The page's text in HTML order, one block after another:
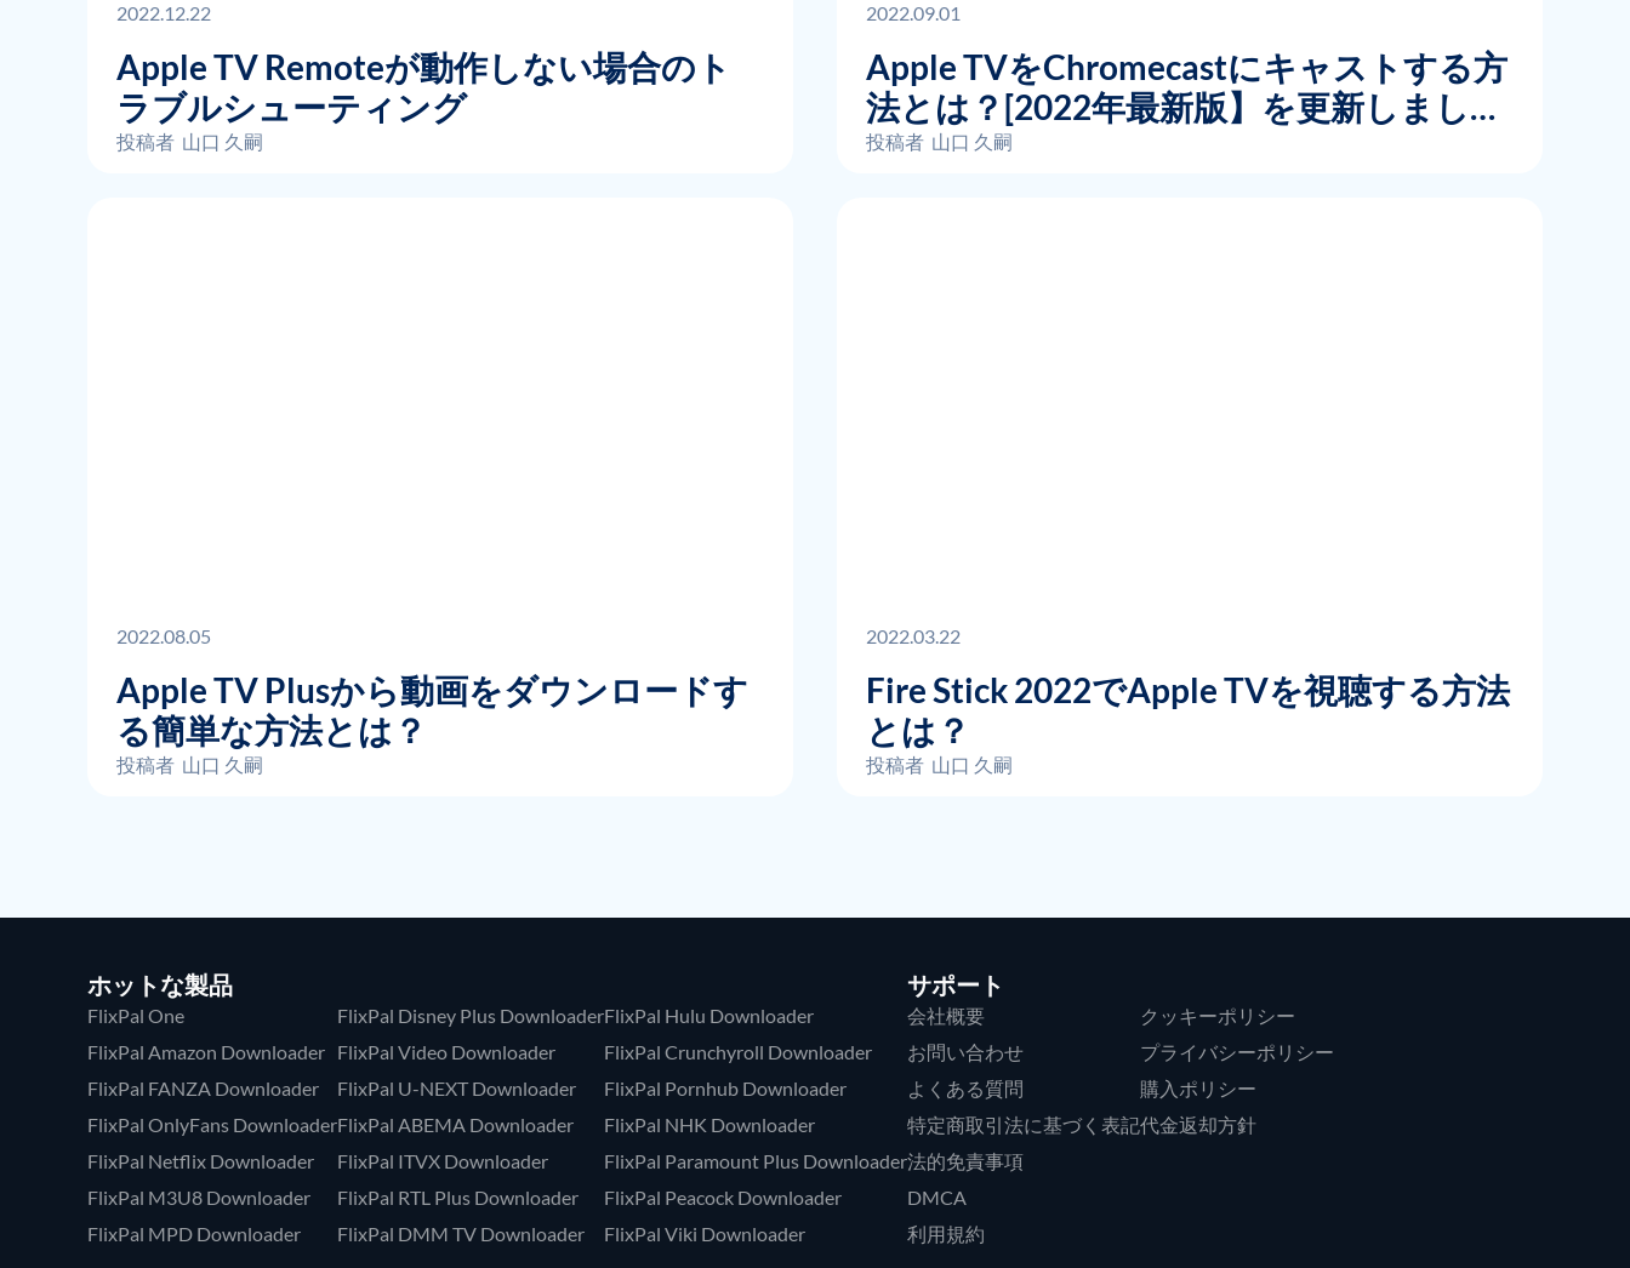
2022.12.22
Apple TV Remoteが動作しない場合のト
ラブルシューティング
投稿者 山口 久嗣
2022.09.01
Apple TVをChromecastにキャストする方
法とは？[2022年最新版】を更新しまし
た］
投稿者 山口 久嗣
2022.08.05
Apple TV Plusから動画をダウンロードす
る簡単な方法とは？
投稿者 山口 久嗣
2022.03.22
Fire Stick 2022でApple TVを視聴する方法
とは？
投稿者 山口 久嗣
ホットな製品
FlixPal One
FlixPal Amazon Downloader
FlixPal FANZA Downloader
FlixPal OnlyFans Downloader
FlixPal Netflix Downloader
FlixPal M3U8 Downloader
FlixPal MPD Downloader
FlixPal Disney Plus Downloader
FlixPal Video Downloader
FlixPal U-NEXT Downloader
FlixPal ABEMA Downloader
FlixPal ITVX Downloader
FlixPal RTL Plus Downloader
FlixPal DMM TV Downloader
FlixPal Hulu Downloader
FlixPal Crunchyroll Downloader
FlixPal Pornhub Downloader
FlixPal NHK Downloader
FlixPal Paramount Plus Downloader
FlixPal Peacock Downloader
FlixPal Viki Downloader
サポート
会社概要
お問い合わせ
よくある質問
特定商取引法に基づく表記
法的免責事項
DMCA
利用規約
クッキーポリシー
プライバシーポリシー
購入ポリシー
代金返却方針